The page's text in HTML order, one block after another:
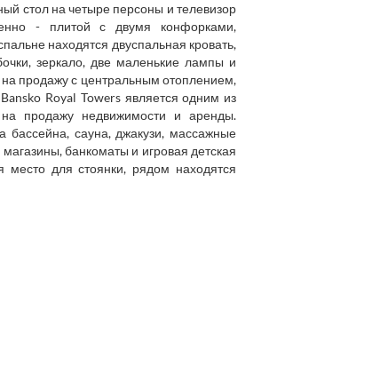
стол на четыре персоны и телевизор
- плитой с двумя конфорками,
находятся двуспальная кровать,
зеркало, две маленькие лампы и
продажу с центральным отоплением,
Royal Towers является одним из
продажу недвижимости и аренды.
бассейна, сауна, джакузи, массажные
банкоматы и игровая детская
место для стоянки, рядом находятся